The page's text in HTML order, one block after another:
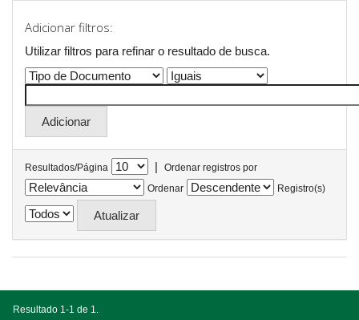
Adicionar filtros:
Utilizar filtros para refinar o resultado de busca.
Resultados/Página |
Ordenar registros por
Ordenar
Registro(s)
Resultado 1-1 de 1.